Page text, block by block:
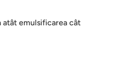
atât emulsificarea cât